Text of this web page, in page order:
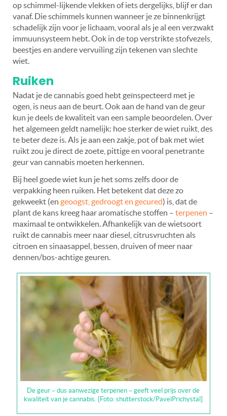
op schimmel-lijkende vlekken of iets dergelijks, blijf er dan
vanaf. Die schimmels kunnen wanneer je ze binnenkrijgt
schadelijk zijn voor je lichaam, vooral als je al een verzwakt
immuunsysteem hebt. Ook in de top verstrikte stofvezels,
beestjes en andere vervuiling zijn tekenen van slechte
wiet.
Ruiken
Nadat je de cannabis goed hebt geïnspecteerd met je
ogen, is neus aan de beurt. Ook aan de hand van de geur
kun je deels de kwaliteit van een sample beoordelen. Over
het algemeen geldt namelijk: hoe sterker de wiet ruikt, des
te beter deze is. Als je aan een zakje, pot of bak met wiet
ruikt zou je direct de zoete, pittige en vooral penetrante
geur van cannabis moeten herkennen.
Bij heel goede wiet kun je het soms zelfs door de
verpakking heen ruiken. Het betekent dat deze zo
gekweekt (en geoogst, gedroogt en gecured) is, dat de
plant de kans kreeg haar aromatische stoffen – terpenen –
maximaal te ontwikkelen. Afhankelijk van de wietsoort
ruikt de cannabis meer naar diesel, citrusvruchten als
citroen en sinaasappel, bessen, druiven of meer naar
dennen/bos-achtige geuren.
De geur – dus aanwezige terpenen – geeft veel prijs over de
kwaliteit van je cannabis. [Foto: shutterstock/PavelPrichystal]